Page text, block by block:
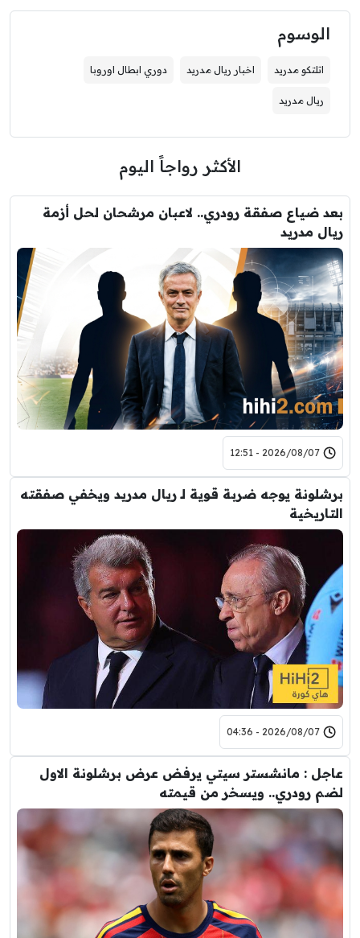
الوسوم
اتلتكو مدريد اخبار ريال مدريد دوري ابطال اوروبا
ريال مدريد
الأكثر رواجاً اليوم
بعد ضياع صفقة رودري.. لاعبان مرشحان لحل أزمة
ريال مدريد
2026/08/07 - 12:51
برشلونة يوجه ضربة قوية لـ ريال مدريد ويخفي صفقته
التاريخية
2026/08/07 - 04:36
عاجل : مانشستر سيتي يرفض عرض برشلونة الاول
لضم رودري.. ويسخر من قيمته